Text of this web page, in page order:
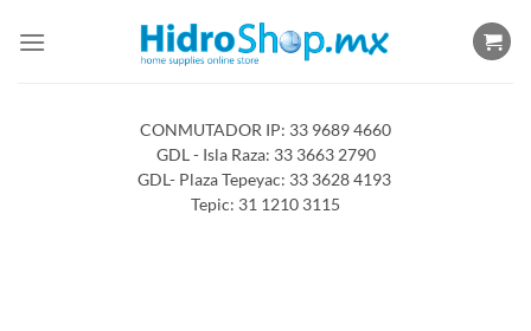
CONMUTADOR IP: 33 9689 4660
GDL - Isla Raza: 33 3663 2790
GDL- Plaza Tepeyac: 33 3628 4193
Tepic: 31 1210 3115